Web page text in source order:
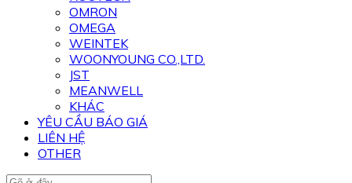
OMRON
OMEGA
WEINTEK
WOONYOUNG CO.,LTD.
JST
MEANWELL
KHÁC
YÊU CẦU BÁO GIÁ
LIÊN HỆ
OTHER